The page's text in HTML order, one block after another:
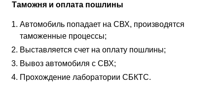
Таможня и оплата пошлины
Автомобиль попадает на СВХ, производятся
таможенные процессы;
Выставляется счет на оплату пошлины;
Вывоз автомобиля с СВХ;
Прохождение лаборатории СБКТС.